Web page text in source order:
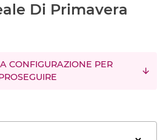
Di Primavera
CONFIGURAZIONE PER